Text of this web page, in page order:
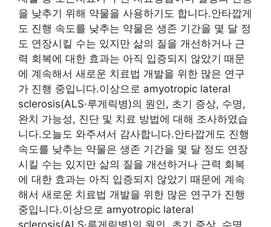
을 낮추기 위해 약물을 사용하기도 합니다.안타깝게
도 진행 속도를 낮추는 약물은 생존 기간을 몇 달 정
도 연장시킬 수는 있지만 삶의 질을 개선하거나 근
력 회복에 대한 효과는 아직 입증되지 않았기 때문
에 계속해서 새로운 치료법 개발을 위한 많은 연구
가 진행 중입니다.이상으로 amyotropic lateral
sclerosis(ALS·루게릭병)의 원인, 초기 증상, 수명,
완치 가능성, 진단 및 치료 방법에 대해 조사하였습
니다.오늘도 와주셔서 감사합니다.안타깝게도 진행
속도를 낮추는 약물은 생존 기간을 몇 달 정도 연장
시킬 수는 있지만 삶의 질을 개선하거나 근력 회복
에 대한 효과는 아직 입증되지 않았기 때문에 계속
해서 새로운 치료법 개발을 위한 많은 연구가 진행
중입니다.이상으로 amyotropic lateral